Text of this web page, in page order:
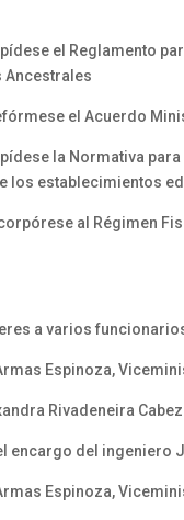
el Reglamento
Ancestrales
el Acuerdo
la Normativa
los establecimientos
al Régimen
a varios
Espinoza,
Rivadeneira
encargo del
Espinoza,